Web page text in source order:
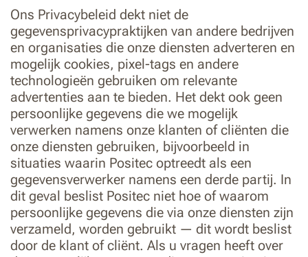
Ons Privacybeleid dekt niet de
gegevensprivacypraktijken van andere bedrijven
en organisaties die onze diensten adverteren en
mogelijk cookies, pixel-tags en andere
technologieën gebruiken om relevante
advertenties aan te bieden. Het dekt ook geen
persoonlijke gegevens die we mogelijk
verwerken namens onze klanten of cliënten die
onze diensten gebruiken, bijvoorbeeld in
situaties waarin Positec optreedt als een
gegevensverwerker namens een derde partij. In
dit geval beslist Positec niet hoe of waarom
persoonlijke gegevens die via onze diensten zijn
verzameld, worden gebruikt — dit wordt beslist
door de klant of cliënt. Als u vragen heeft over